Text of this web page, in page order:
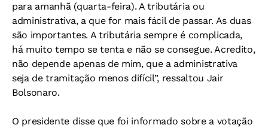
para amanhã (quarta-feira). A tributária ou
administrativa, a que for mais fácil de passar. As duas
são importantes. A tributária sempre é complicada,
há muito tempo se tenta e não se consegue. Acredito,
não depende apenas de mim, que a administrativa
seja de tramitação menos difícil”, ressaltou Jair
Bolsonaro.
O presidente disse que foi informado sobre a votação